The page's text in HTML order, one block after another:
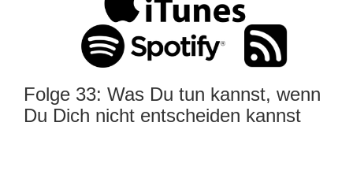
Folge 33: Was Du tun kannst, wenn
Du Dich nicht entscheiden kannst